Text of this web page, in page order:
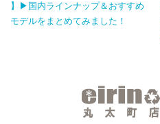
】▶国内ラインナップ＆おすすめ
モデルをまとめてみました！